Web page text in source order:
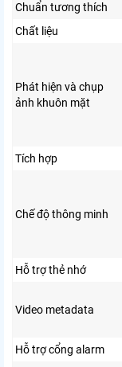
Chuẩn tương thích
Chất liệu
Phát hiện và chụp
ảnh khuôn mặt
Tích hợp
Chế độ thông minh
Hỗ trợ thẻ nhớ
Video metadata
Hỗ trợ cổng alarm